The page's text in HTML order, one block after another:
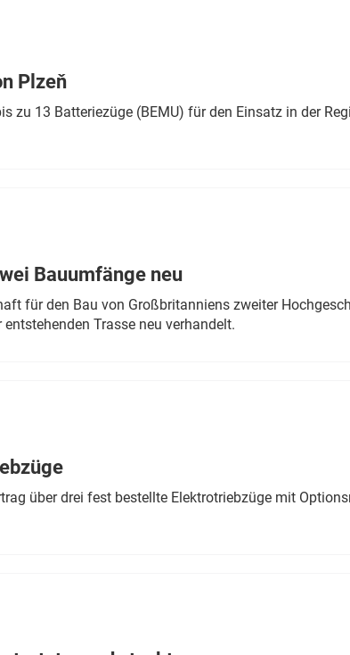
Plzeň
zu 13 Batteriezüge (BEMU) für den Einsatz in der
Bauumfänge neu
für den Bau von Großbritanniens zweiter
Trasse neu verhandelt.
über drei fest bestellte Elektrotriebzüge mit